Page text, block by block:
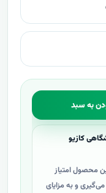
به سبد
کازیو
محصول امتیاز
و به مزایای